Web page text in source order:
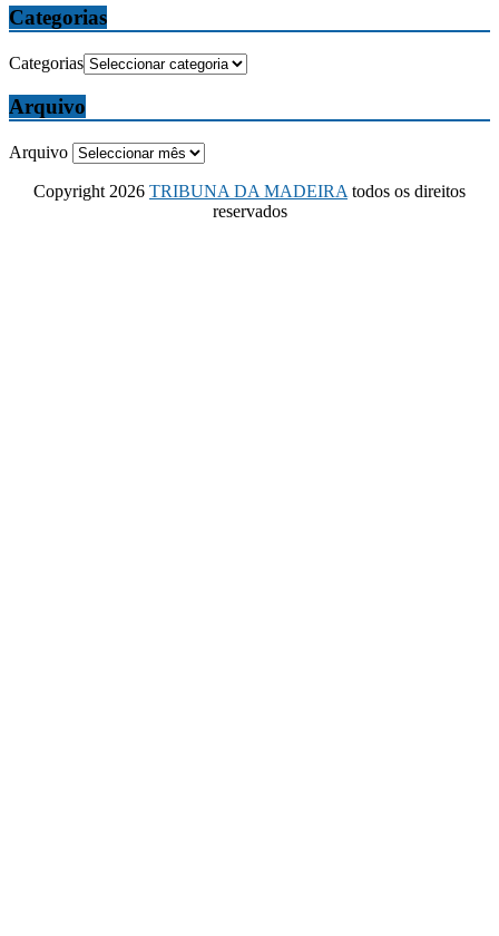
Categorias
Categorias
Arquivo
Arquivo
Copyright 2026 TRIBUNA DA MADEIRA todos os direitos
reservados